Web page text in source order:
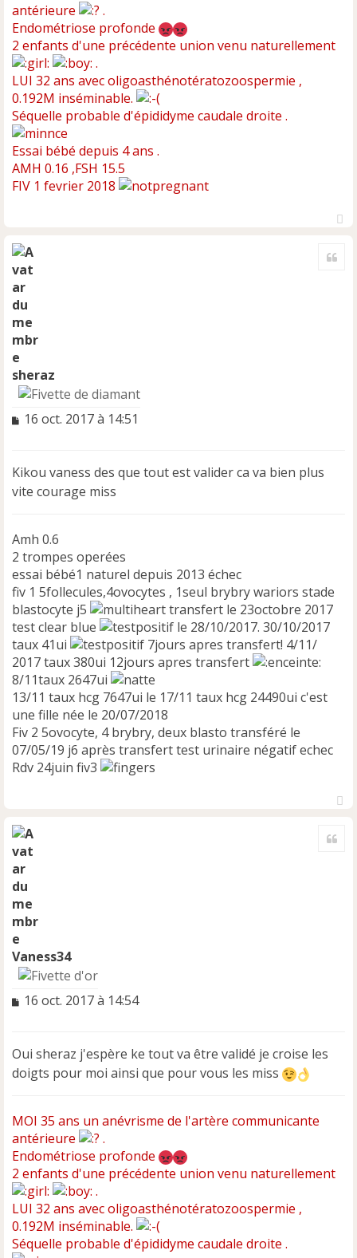
antérieure
.
Endométriose profonde
2 enfants d'une précédente union venu naturellement
.
LUI 32 ans avec oligoasthénotératozoospermie ,
0.192M inséminable.
Séquelle probable d'épididyme caudale droite .
Essai bébé depuis 4 ans .
AMH 0.16 ,FSH 15.5
FIV 1 fevrier 2018
sheraz
M
s
a
g
o
n
l
u
16 oct. 2017 à 14:51
Kikou vaness des que tout est valider ca va bien plus
vite courage miss
Amh 0.6
2 trompes operées
essai bébé1 naturel depuis 2013 échec
fiv 1 5follecules,4ovocytes , 1seul brybry wariors stade
blastocyte j5
transfert le 23octobre 2017
test clear blue
le 28/10/2017. 30/10/2017
taux 41ui
7jours apres transfert! 4/11/
2017 taux 380ui 12jours apres transfert
8/11taux 2647ui
13/11 taux hcg 7647ui le 17/11 taux hcg 24490ui c'est
une fille née le 20/07/2018
Fiv 2 5ovocyte, 4 brybry, deux blasto transféré le
07/05/19 j6 après transfert test urinaire négatif echec
Rdv 24juin fiv3
Vaness34
M
a
g
o
n
l
u
16 oct. 2017 à 14:54
Oui sheraz j'espère ke tout va être validé je croise les
doigts pour moi ainsi que pour vous les miss
MOI 35 ans un anévrisme de l'artère communicante
antérieure
.
Endométriose profonde
2 enfants d'une précédente union venu naturellement
.
LUI 32 ans avec oligoasthénotératozoospermie ,
0.192M inséminable.
Séquelle probable d'épididyme caudale droite .